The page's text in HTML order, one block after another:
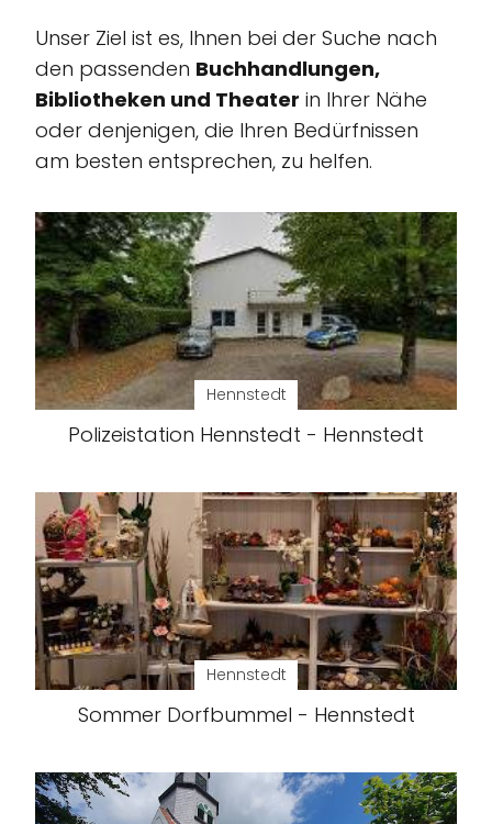
Unser Ziel ist es, Ihnen bei der Suche nach
den passenden Buchhandlungen,
Bibliotheken und Theater in Ihrer Nähe
oder denjenigen, die Ihren Bedürfnissen
am besten entsprechen, zu helfen.
Hennstedt
Polizeistation Hennstedt - Hennstedt
Hennstedt
Sommer Dorfbummel - Hennstedt